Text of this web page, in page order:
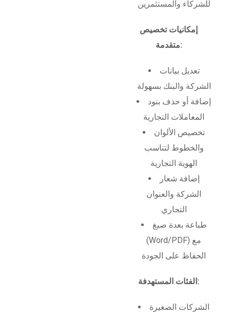
للشركاء والمستثمرين
إمكانيات تخصيص
متقدمة:
تعديل بيانات
الشركة والبنك بسهولة
إضافة أو حذف بنود
المعاملات التجارية
تخصيص الألوان
والخطوط لتناسب
الهوية التجارية
إضافة شعار
الشركة والعنوان
التجاري
طباعة بعدة صيغ
(Word/PDF) مع
الحفاظ على الجودة
الفئات المستهدفة:
الشركات الصغيرة